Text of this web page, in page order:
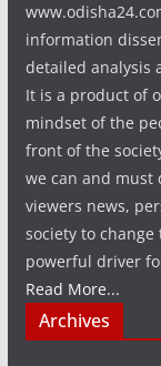
information
detailed analysis
It is a product of
mindset of the
front of the
we can and
viewers news,
society to
powerful driver
Read More...
Archives